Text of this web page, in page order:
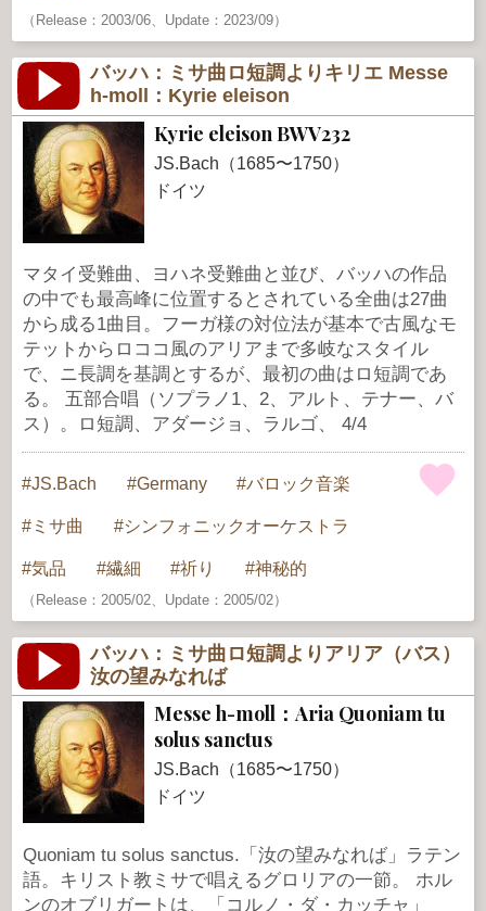
（Release：2003/06、Update：2023/09）
バッハ：ミサ曲ロ短調よりキリエ Messe
h-moll：Kyrie eleison
Kyrie eleison BWV232
JS.Bach（1685〜1750）
ドイツ
マタイ受難曲、ヨハネ受難曲と並び、バッハの作品
の中でも最高峰に位置するとされている全曲は27曲
から成る1曲目。フーガ様の対位法が基本で古風なモ
テットからロココ風のアリアまで多岐なスタイル
で、ニ長調を基調とするが、最初の曲はロ短調であ
る。 五部合唱（ソプラノ1、2、アルト、テナー、バ
ス）。ロ短調、アダージョ、ラルゴ、 4/4
JS.Bach Germany バロック音楽
ミサ曲 シンフォニックオーケストラ
気品 繊細 祈り 神秘的
（Release：2005/02、Update：2005/02）
バッハ：ミサ曲ロ短調よりアリア（バス）
汝の望みなれば
Messe h-moll：Aria Quoniam tu
solus sanctus
JS.Bach（1685〜1750）
ドイツ
Quoniam tu solus sanctus.「汝の望みなれば」ラテン
語。キリスト教ミサで唱えるグロリアの一節。 ホル
ンのオブリガートは、「コルノ・ダ・カッチャ」